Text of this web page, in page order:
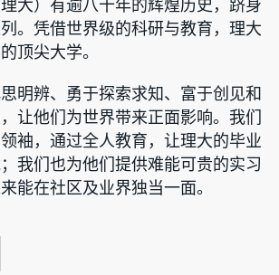
大）有逾八十年的辉煌历史，跻身
。凭借世界级的科研与教育，理大
顶尖大学。
明辨、勇于探索求知、富于创见和
让他们为世界带来正面影响。我们
袖，通过全人教育，让理大的毕业
我们也为他们提供难能可贵的实习
能在社区及业界独当一面。